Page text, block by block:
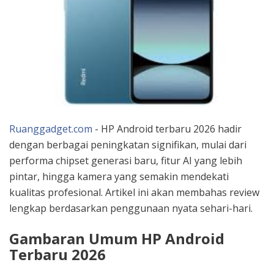
Ruanggadget.com - HP Android terbaru 2026 hadir
dengan berbagai peningkatan signifikan, mulai dari
performa chipset generasi baru, fitur AI yang lebih
pintar, hingga kamera yang semakin mendekati
kualitas profesional. Artikel ini akan membahas review
lengkap berdasarkan penggunaan nyata sehari-hari.
Gambaran Umum HP Android
Terbaru 2026